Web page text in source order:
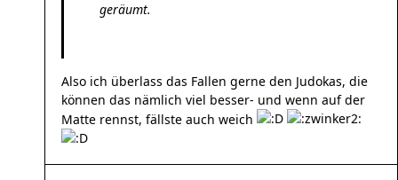
geräumt.
Also ich überlass das Fallen gerne den Judokas, die
können das nämlich viel besser- und wenn auf der
Matte rennst, fällste auch weich